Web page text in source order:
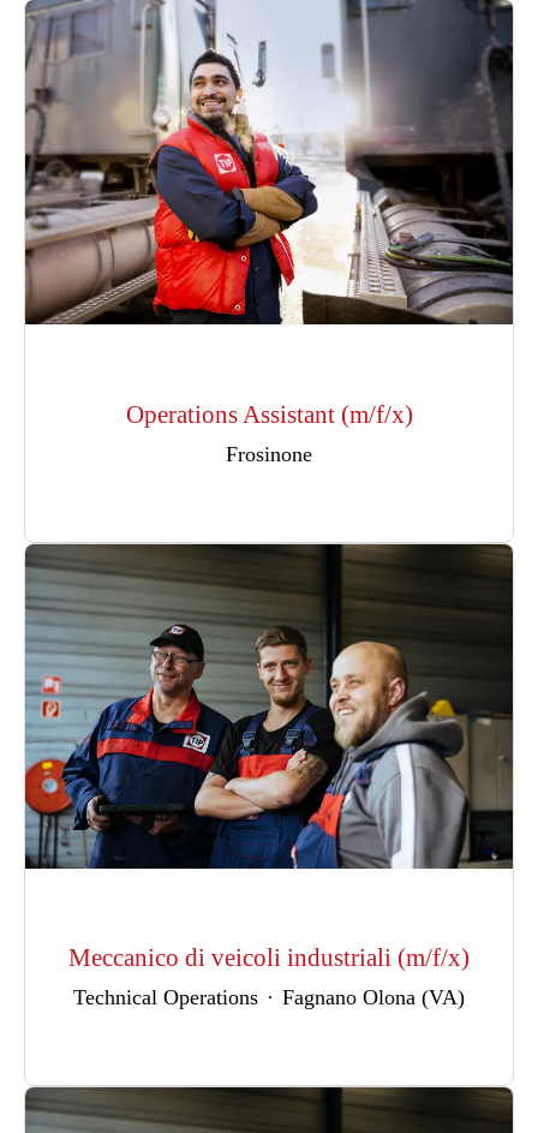
Operations Assistant (m/f/x)
Frosinone
Meccanico di veicoli industriali (m/f/x)
Technical Operations · Fagnano Olona (VA)